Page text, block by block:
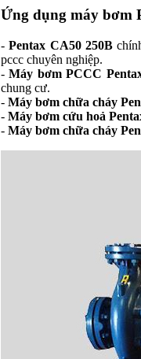
Ứng dụng máy bơm
-Pentax CA50 250B
pccc chuyên nghiệp.
-Máy bơm PCCC
chung cư.
- Máy bơm chữa cháy
- Máy bơm cứu hoả
- Máy bơm chữa cháy